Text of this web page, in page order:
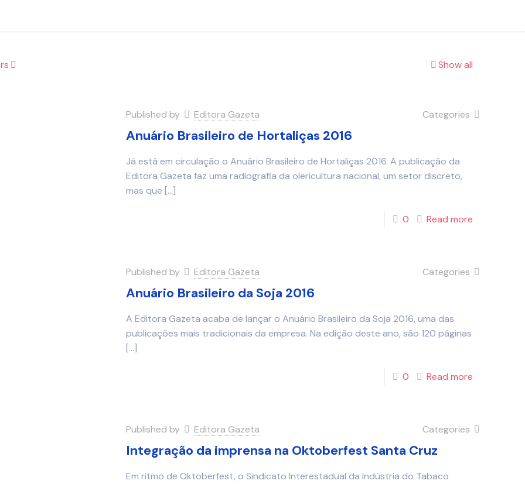
Show all
Published by Editora Gazeta Categories
Anuário Brasileiro de Hortaliças 2016
Já está em circulação o Anuário Brasileiro de Hortaliças 2016. A publicação da
Editora Gazeta faz uma radiografia da olericultura nacional, um setor discreto,
mas que […]
0 Read more
Published by Editora Gazeta Categories
Anuário Brasileiro da Soja 2016
A Editora Gazeta acaba de lançar o Anuário Brasileiro da Soja 2016, uma das
publicações mais tradicionais da empresa. Na edição deste ano, são 120 páginas
[…]
0 Read more
Published by Editora Gazeta Categories
Integração da imprensa na Oktoberfest Santa Cruz
Em ritmo de Oktoberfest, o Sindicato Interestadual da Indústria do Tabaco